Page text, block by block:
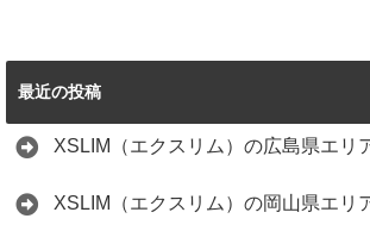
最近の投稿
XSLIM（エクスリム）の広島県エリ
XSLIM（エクスリム）の岡山県エリ